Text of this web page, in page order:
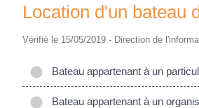
Location d'un bateau
Vérifié le 15/05/2019 - Direction de
Bateau appartenant à un
Bateau appartenant à un